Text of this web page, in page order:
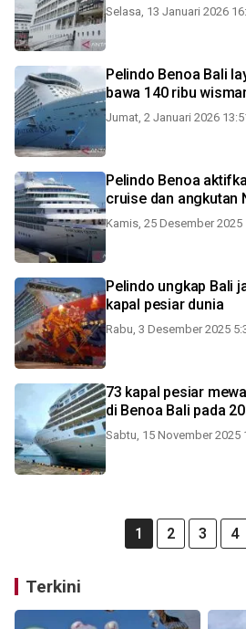
Selasa, 13 Januari 2026
Pelindo Benoa Bali
bawa 140 ribu
Jumat, 2 Januari 2026
Pelindo Benoa
cruise dan angkutan
Kamis, 25 Desember 2025
Pelindo ungkap Bali
kapal pesiar dunia
Rabu, 3 Desember 2025
73 kapal pesiar
di Benoa Bali pada
Sabtu, 15 November 2025
1 2 3 4
Terkini